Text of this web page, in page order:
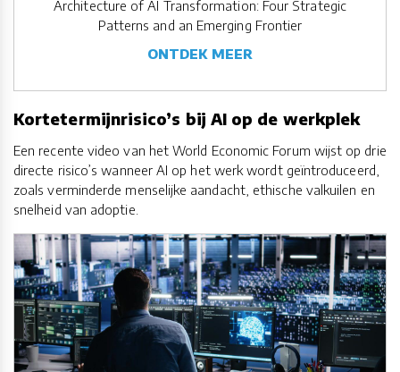
Architecture of AI Transformation: Four Strategic
Patterns and an Emerging Frontier
ONTDEK MEER
Kortetermijnrisico’s bij AI op de werkplek
Een recente video van het World Economic Forum wijst op drie
directe risico’s wanneer AI op het werk wordt geïntroduceerd,
zoals verminderde menselijke aandacht, ethische valkuilen en
snelheid van adoptie.